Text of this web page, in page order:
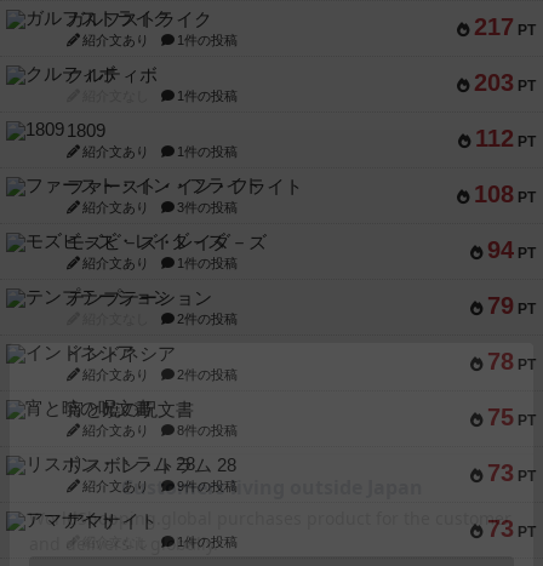
217 PT
ガルフストライク
紹介文あり 1件の投稿
203 PT
クルティボ
1件の投稿
112 PT
1809
紹介文あり 1件の投稿
108 PT
ファースト・イン・フライト
紹介文あり 3件の投稿
94 PT
モズビ－ズ・レイダ－ズ
紹介文あり 1件の投稿
79 PT
テンプテーション
2件の投稿
78 PT
インドネシア
紹介文あり 2件の投稿
75 PT
宵と暁の呪文書
紹介文あり 8件の投稿
73 PT
リスボン・トラム 28
紹介文あり 9件の投稿
73 PT
アマナイト
1件の投稿